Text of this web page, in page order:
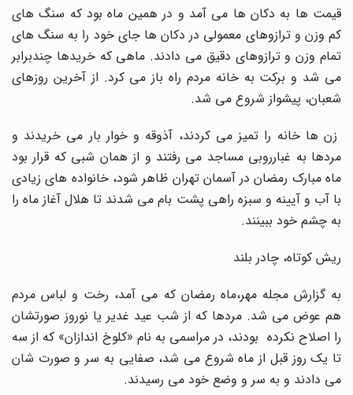
قیمت ها به دکان ها می آمد و در همین ماه بود که سنگ های
کم وزن و ترازوهای معمولی در دکان ها جای خود را به سنگ های
تمام وزن و ترازوهای دقیق می دادند. ماهی که خریدها چندبرابر
می شد و برکت به خانه مردم راه باز می کرد. از آخرین روزهای
شعبان، پیشواز شروع می شد.
زن ها خانه را تمیز می کردند، آذوقه و خوار بار می خریدند و
مردها به غبارروبی مساجد می رفتند و از همان شبی که قرار بود
ماه مبارک رمضان در آسمان تهران ظاهر شود، خانواده های زیادی
با آب و آیینه و سبزه راهی پشت بام می شدند تا هلال آغاز ماه را
به چشم خود ببینند.
ریش کوتاه، چادر بلند
به گزارش مجله مهر،ماه رمضان که می آمد، رخت و لباس مردم
هم عوض می شد. مردها که از شب عید غدیر یا نوروز صورتشان
را اصلاح نکرده بودند، در مراسمی به نام «کلوخ اندازان» که از سه
تا یک روز قبل از ماه شروع می شد، صفایی به سر و صورت شان
می دادند و به سر و وضع خود می رسیدند.